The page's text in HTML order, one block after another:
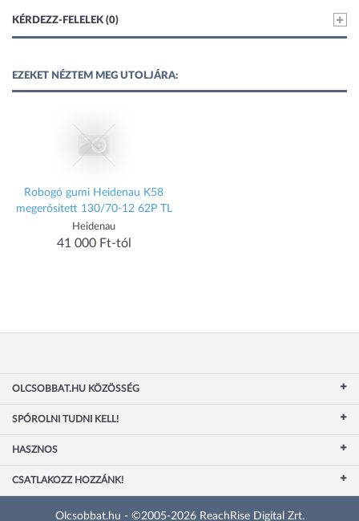
KÉRDEZZ-FELELEK (0)
EZEKET NÉZTEM MEG UTOLJÁRA:
Robogó gumi Heidenau K58
megerősített 130/70-12 62P TL
Heidenau
41 000 Ft-tól
OLCSOBBAT.HU KÖZÖSSÉG
SPÓROLNI TUDNI KELL!
HASZNOS
CSATLAKOZZ HOZZÁNK!
Olcsobbat.hu - ©2005-2026 ReachRise Digital Zrt.